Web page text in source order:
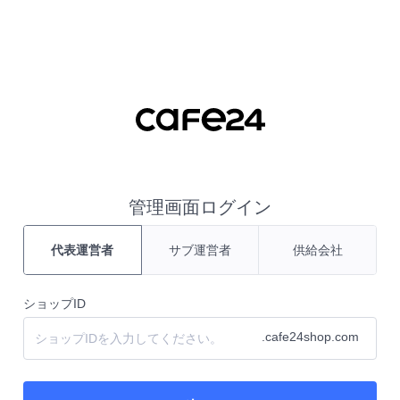
管理画面ログイン
代表運営者 サブ運営者 供給会社
ショップID
.cafe24shop.com